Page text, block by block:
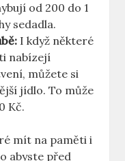
od 200 do 1
sedadla.
I když některé
nabízejí
můžete si
jídlo. To může
Kč.
mít na paměti i
abyste před